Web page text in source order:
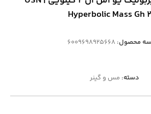
Hyperbolic Mass Gh
محصول:6009698925668
دسته: مس و گینر